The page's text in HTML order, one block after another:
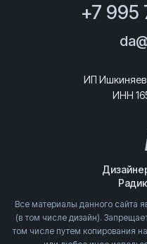
+7 995
ИП Ишкиняев
ИНН
Все материалы данного сайта
(в том числе дизайн).
том числе путем копирования